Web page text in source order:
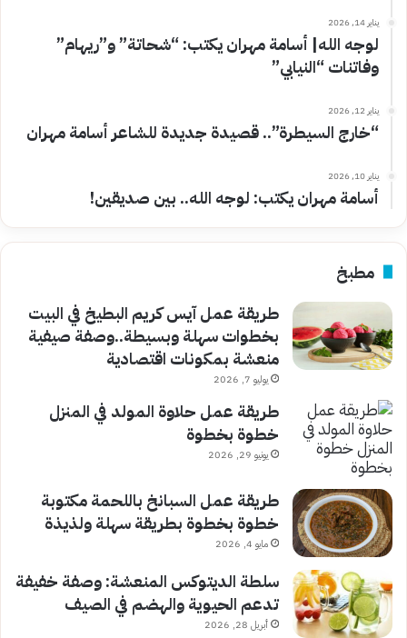
يناير 14, 2026
لوجه الله| أسامة مهران يكتب: “شحاتة” و”ريهام”
وفاتنات “النيابي”
يناير 12, 2026
“خارج السيطرة”.. قصيدة جديدة للشاعر أسامة مهران
يناير 10, 2026
أسامة مهران يكتب: لوجه الله.. بين صديقين!
مطبخ
طريقة عمل آيس كريم البطيخ في البيت
بخطوات سهلة وبسيطة..وصفة صيفية
منعشة بمكونات اقتصادية
يوليو 7, 2026
طريقة عمل حلاوة المولد في المنزل
خطوة بخطوة
يونيو 29, 2026
طريقة عمل السبانخ باللحمة مكتوبة
خطوة بخطوة بطريقة سهلة ولذيذة
مايو 4, 2026
سلطة الديتوكس المنعشة: وصفة خفيفة
تدعم الحيوية والهضم في الصيف
أبريل 28, 2026